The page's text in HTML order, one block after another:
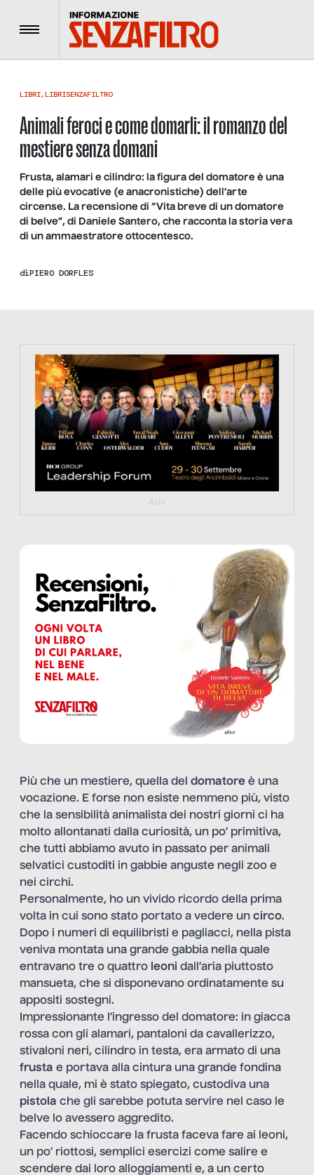
Menu
LIBRI,LIBRISENZAFILTRO
Animali feroci e come domarli: il romanzo del
mestiere senza domani
Frusta, alamari e cilindro: la figura del domatore è una
delle più evocative (e anacronistiche) dell’arte
circense. La recensione di “Vita breve di un domatore
di belve”, di Daniele Santero, che racconta la storia vera
di un ammaestratore ottocentesco.
diPIERO DORFLES
https://tinyurl.com/363fvfm9
Adv
Più che un mestiere, quella del domatore è una
vocazione. E forse non esiste nemmeno più, visto
che la sensibilità animalista dei nostri giorni ci ha
molto allontanati dalla curiosità, un po’ primitiva,
che tutti abbiamo avuto in passato per animali
selvatici custoditi in gabbie anguste negli zoo e
nei circhi.
Personalmente, ho un vivido ricordo della prima
volta in cui sono stato portato a vedere un circo.
Dopo i numeri di equilibristi e pagliacci, nella pista
veniva montata una grande gabbia nella quale
entravano tre o quattro leoni dall’aria piuttosto
mansueta, che si disponevano ordinatamente su
appositi sostegni.
Impressionante l’ingresso del domatore: in giacca
rossa con gli alamari, pantaloni da cavallerizzo,
stivaloni neri, cilindro in testa, era armato di una
frusta e portava alla cintura una grande fondina
nella quale, mi è stato spiegato, custodiva una
pistola che gli sarebbe potuta servire nel caso le
belve lo avessero aggredito.
Facendo schioccare la frusta faceva fare ai leoni,
un po’ riottosi, semplici esercizi come salire e
scendere dai loro alloggiamenti e, a un certo